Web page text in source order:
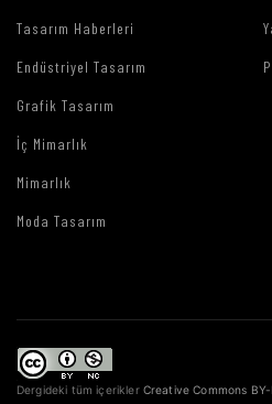
Tasarım Haberleri
Endüstriyel Tasarım
Grafik Tasarım
İç Mimarlık
Mimarlık
Moda Tasarım
Dergideki tüm içerikler Creative Commons